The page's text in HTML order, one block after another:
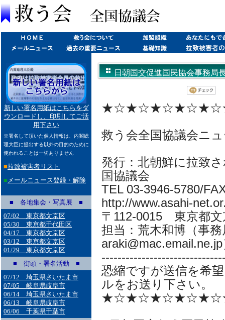
新しい署名用紙はこちらをダ
ウンロードし、印刷してご活
用下さい
※署名して頂いた個人情報は、内閣総
理大臣に提出する以外の目的のために
使われることは一切ありません
■拉致被害者リスト
■ メールニュース登録・解除
■ 各地集会・写真展 ■
07/02 東京都文京区
05/30 東京都千代田区
04/17 東京都文京区
03/12 東京都文京区
01/29 東京都文京区
■ 街頭・署名活動 ■
07/12 埼玉県さいたま市
07/05 岐阜県岐阜市
06/14 埼玉県さいたま市
06/13 岐阜県岐阜市
06/06 千葉県千葉市
日朝国交促進国民協会事務局
救う会全国協議会ニ
発行：北朝鮮に拉致
国協議会
TEL 03-3946-5780/
http://www.asahi-
〒112-0015 東京都
担当：荒木和博（事
恐縮ですが送信を希
ルをお送り下さい。